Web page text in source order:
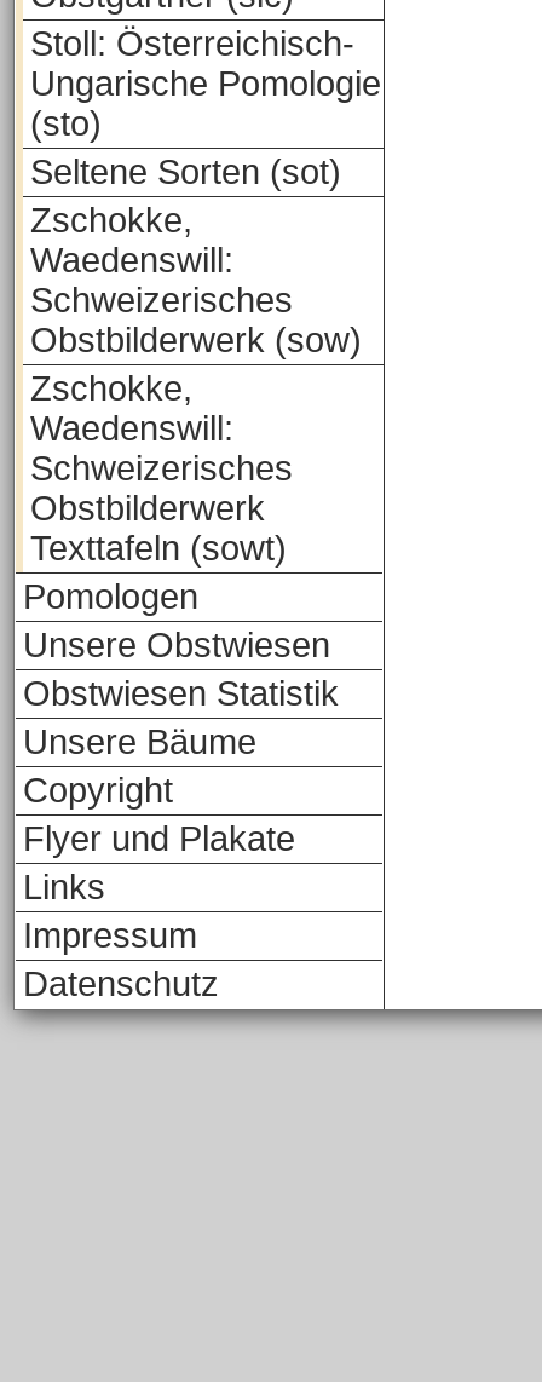
Stoll: Österreichisch-
Ungarische Pomologie
(sto)
Seltene Sorten (sot)
Zschokke,
Waedenswill:
Schweizerisches
Obstbilderwerk (sow)
Zschokke,
Waedenswill:
Schweizerisches
Obstbilderwerk
Texttafeln (sowt)
Pomologen
Unsere Obstwiesen
Obstwiesen Statistik
Unsere Bäume
Copyright
Flyer und Plakate
Links
Impressum
Datenschutz